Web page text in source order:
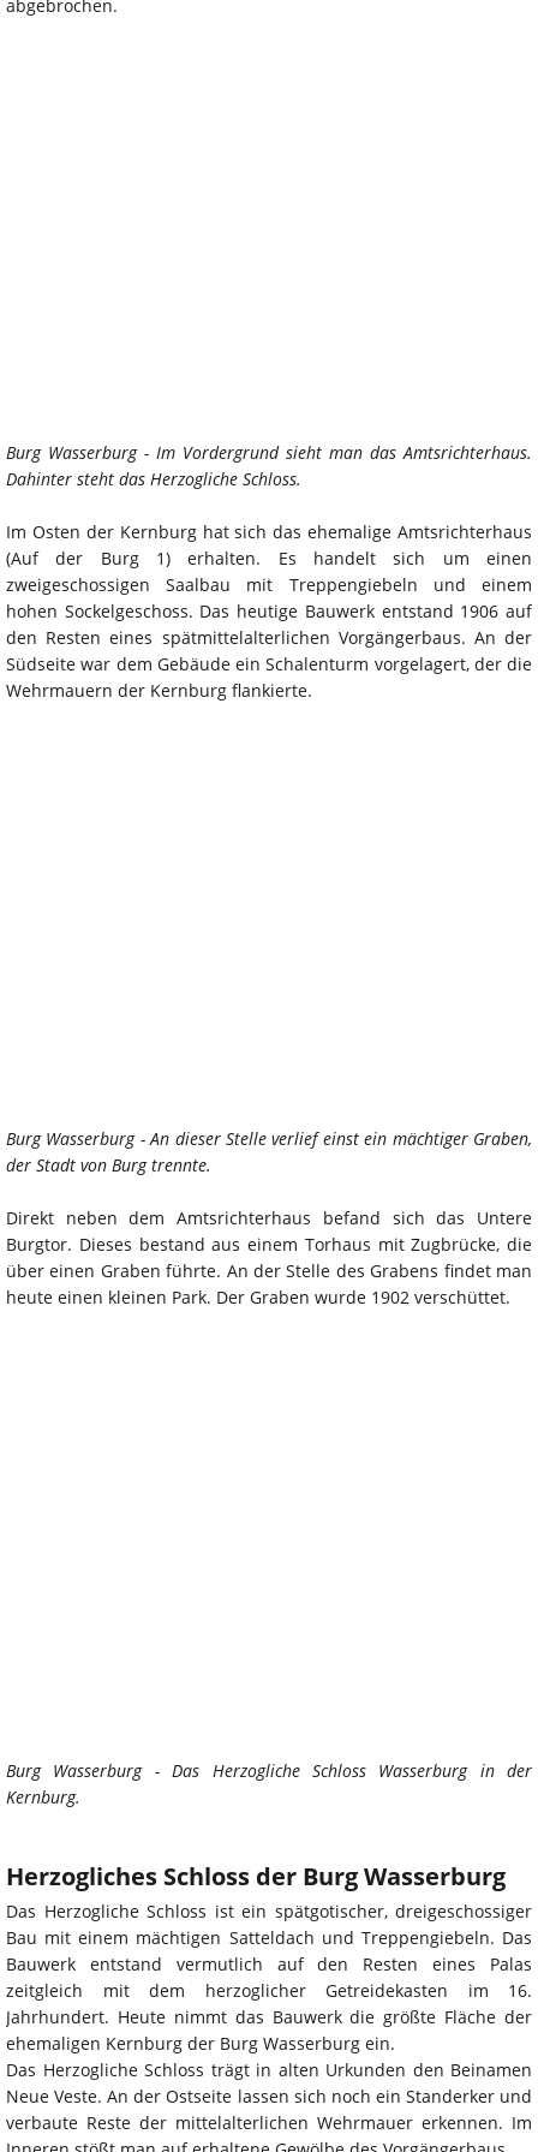
abgebrochen.
Burg Wasserburg - Im Vordergrund sieht man das Amtsrichterhaus.
Dahinter steht das Herzogliche Schloss.
Im Osten der Kernburg hat sich das ehemalige Amtsrichterhaus
(Auf der Burg 1) erhalten. Es handelt sich um einen
zweigeschossigen Saalbau mit Treppengiebeln und einem
hohen Sockelgeschoss. Das heutige Bauwerk entstand 1906 auf
den Resten eines spätmittelalterlichen Vorgängerbaus. An der
Südseite war dem Gebäude ein Schalenturm vorgelagert, der die
Wehrmauern der Kernburg flankierte.
Burg Wasserburg - An dieser Stelle verlief einst ein mächtiger Graben,
der Stadt von Burg trennte.
Direkt neben dem Amtsrichterhaus befand sich das Untere
Burgtor. Dieses bestand aus einem Torhaus mit Zugbrücke, die
über einen Graben führte. An der Stelle des Grabens findet man
heute einen kleinen Park. Der Graben wurde 1902 verschüttet.
Burg Wasserburg - Das Herzogliche Schloss Wasserburg in der
Kernburg.
Herzogliches Schloss der Burg Wasserburg
Das Herzogliche Schloss ist ein spätgotischer, dreigeschossiger
Bau mit einem mächtigen Satteldach und Treppengiebeln. Das
Bauwerk entstand vermutlich auf den Resten eines Palas
zeitgleich mit dem herzoglicher Getreidekasten im 16.
Jahrhundert. Heute nimmt das Bauwerk die größte Fläche der
ehemaligen Kernburg der Burg Wasserburg ein.
Das Herzogliche Schloss trägt in alten Urkunden den Beinamen
Neue Veste. An der Ostseite lassen sich noch ein Standerker und
verbaute Reste der mittelalterlichen Wehrmauer erkennen. Im